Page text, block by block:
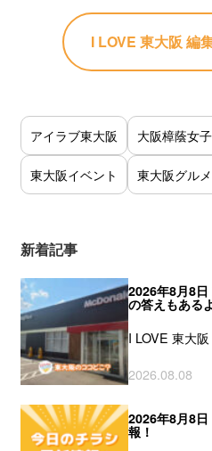
I LOVE 東大阪 編
アイラブ東大阪 大阪樟蔭女
東大阪イベント 東大阪グルメ
新着記事
2026年8月8
の答えもある
I LOVE 東大
2026.08.08
2026年8月8
報！